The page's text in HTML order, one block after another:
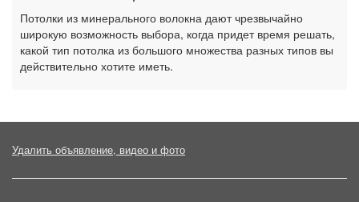
Потолки из минерального волокна дают чрезвычайно
широкую возможность выбора, когда придет время решать,
какой тип потолка из большого множества разных типов вы
действительно хотите иметь.
Удалить объявление, видео и фото